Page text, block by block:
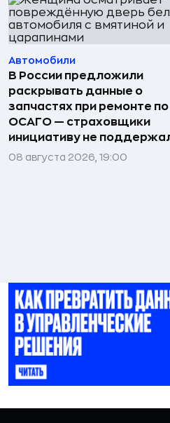
Автомобили
В России предложили
раскрывать данные о
запчастях при ремонте по
ОСАГО — страховщики
инициативу не
08 августа 2026, 19:00